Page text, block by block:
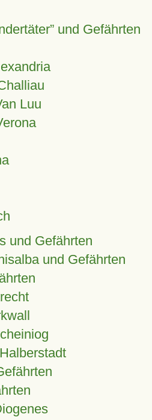
und Gefährten
Luu
und Gefährten
und Gefährten